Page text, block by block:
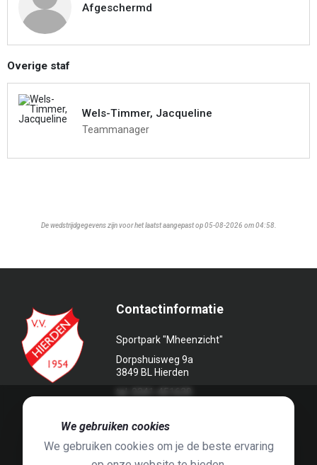
Afgeschermd
Overige staf
Wels-Timmer, Jacqueline
Teammanager
De wedstrijdgegevens zijn voor het laatst aangepast op 05-08-2026 om 04:58.
Contactinformatie
Sportpark "Mheenzicht"
Dorpshuisweg 9a
3849 BL Hierden
We gebruiken cookies
We gebruiken cookies om je de beste ervaring